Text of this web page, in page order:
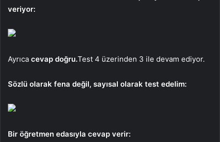
veriyor:
Ayrıca cevap doğru.Test 4 üzerinden 3 ile devam ediyor.
Sözlü olarak fena değil, sayısal olarak test edelim:
Bir öğretmen edasıyla cevap verir: